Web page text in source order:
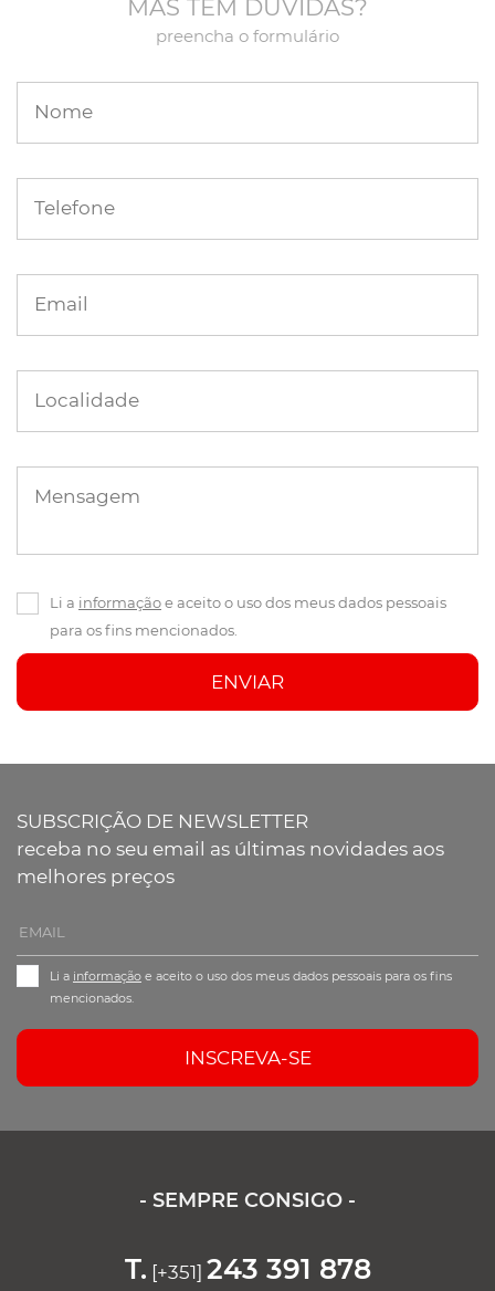
MAS TEM DÚVIDAS?
preencha o formulário
Nome
Telefone
Email
Localidade
Mensagem
Li a informaçãoe aceito o uso dos meus dados pessoais
para os fins mencionados.
ENVIAR
SUBSCRIÇÃO DE NEWSLETTER
receba no seu email as últimas novidades aos
melhores preços
Li a informação e aceito o uso dos meus dados pessoais para os fins
mencionados.
INSCREVA-SE
- SEMPRE CONSIGO -
T. [+351] 243 391 878